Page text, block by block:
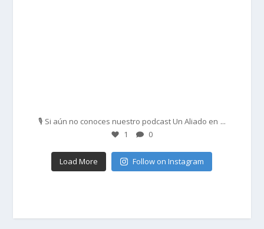
🎙️ Si aún no conoces nuestro podcast Un Aliado en ...
1 0
Load More Follow on Instagram